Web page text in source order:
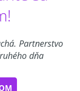
Partnerstvo
dňa